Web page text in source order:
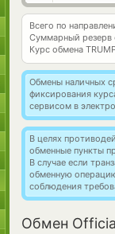
Всего по
Суммарный резерв
Курс обмена
Обмены наличных
фиксирования
сервисом в
В целях
обменные пункты
В случае если
обменную
соблюдения
Обмен